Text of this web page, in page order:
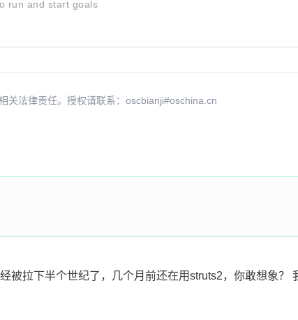
run and start goals
关法律责任。授权请联系：oscbianji#oschina.cn
被拉下半个世纪了，几个月前还在用struts2，你敢想象？